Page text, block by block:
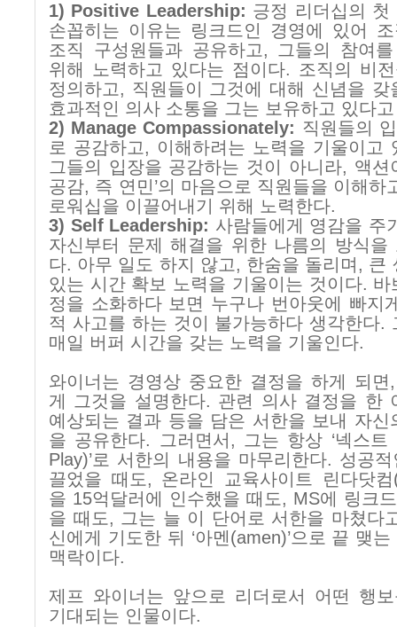
1) Positive Leadership: 긍정 리더십의 첫
손꼽히는 이유는 링크드인 경영에 있어
조직 구성원들과 공유하고 ,
그들의 참여
위해 노력하고 있다는 점이다. 조직의 비
정의하고 , 직원들이 그것에 대해 신념을 갖
효과적인 의사 소통을 그는 보유하고 있다
2) Manage Compassionately: 직원들의
로 공감하고 , 이해하려는 노력을 기울이고
그들의 입장을 공감하는 것이 아니라, 액션
공감, 즉 연민’의 마음으로 직원들을 이해하
로워십을 이끌어내기 위해 노력한다.
3) Self Leadership: 사람들에게 영감을 주
자신부터 문제 해결을 위한 나름의 방식을
다. 아무 일도 하지 않고 , 한숨을 돌리며 , 큰
있는 시간 확보 노력을 기울이는 것이다. 바
정을 소화하다 보면 누구나 번아웃에 빠지
적 사고를 하는 것이 불가능하다 생각한다.
매일 버퍼 시간을 갖는 노력을 기울인다.
와이너는 경영상 중요한 결정을 하게 되면
게 그것을 설명한다. 관련 의사 결정을 한
예상되는 결과 등을 담은 서한을 보내 자신
을 공유한다. 그러면서 ,
그는 항상 ‘넥스트
Play)’로 서한의 내용을 마무리한다. 성공적
끌었을 때도 , 온라인 교육사이트 린다닷컴
을 15억달러에 인수했을 때도 , MS에 링크
을 때도 , 그는 늘 이 단어로 서한을 마쳤다
신에게 기도한 뒤 ‘아멘 (amen)’으로 끝 맺
맥락이다.
제프 와이너는 앞으로 리더로서 어떤 행
기대되는 인물이다.